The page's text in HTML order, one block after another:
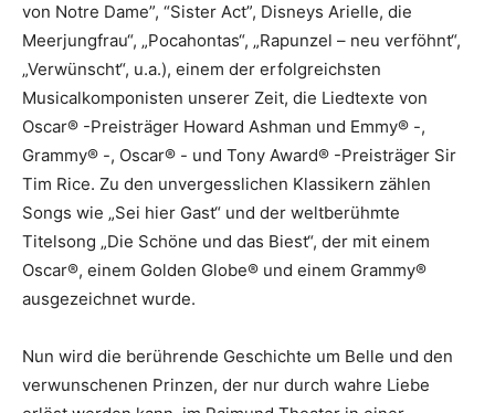
von Notre Dame”, “Sister Act”, Disneys Arielle, die
Meerjungfrau“, „Pocahontas“, „Rapunzel – neu verföhnt“,
„Verwünscht“, u.a.), einem der erfolgreichsten
Musicalkomponisten unserer Zeit, die Liedtexte von
Oscar® -Preisträger Howard Ashman und Emmy® -,
Grammy® -, Oscar® - und Tony Award® -Preisträger Sir
Tim Rice. Zu den unvergesslichen Klassikern zählen
Songs wie „Sei hier Gast“ und der weltberühmte
Titelsong „Die Schöne und das Biest“, der mit einem
Oscar®, einem Golden Globe® und einem Grammy®
ausgezeichnet wurde.
Nun wird die berührende Geschichte um Belle und den
verwunschenen Prinzen, der nur durch wahre Liebe